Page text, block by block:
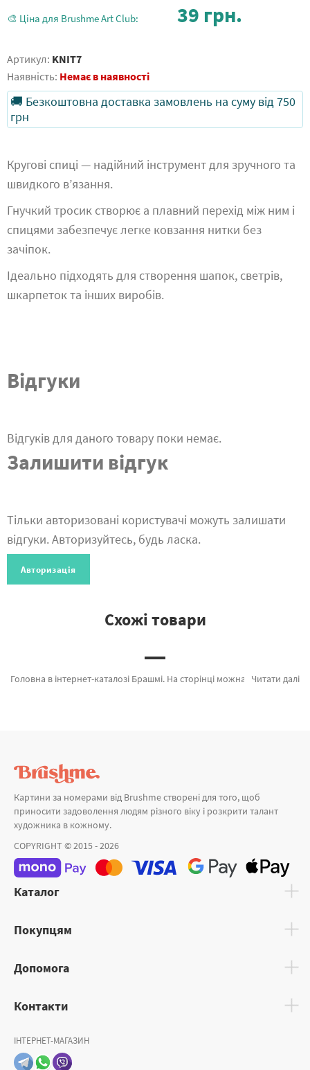
🎨 Ціна для Brushme Art Club: 39 грн.
Артикул: KNIT7
Наявність: Немає в наявності
🚚 Безкоштовна доставка замовлень на суму від 750
грн
Кругові спиці — надійний інструмент для зручного та
швидкого в’язання.
Гнучкий тросик створює а плавний перехід між ним і
спицями забезпечує легке ковзання нитки без
зачіпок.
Ідеально підходять для створення шапок, светрів,
шкарпеток та інших виробів.
Відгуки
Відгуків для даного товару поки немає.
Залишити відгук
Тільки авторизовані користувачі можуть залишати
відгуки. Авторизуйтесь, будь ласка.
Авторизація
Схожі товари
Читати далі
Головна в інтернет-каталозі Брашмі. На сторінці можна з легкістю обрати Кругові спиці 80 см (4,5 мм) KNIT7 від відомого бренду Brushme який відомий унікальністю. Весь асортимент каталогу «» з гарантією і пройшов вибагливий відбір технологів компанії. Пряжа фасованна петляста 50гр. (80% бавовни+ 20% молочна клітковина) чорна, Набір для в'язання іграшки гачком "Зелений динозавр" и Гачок для в'язання 6 мм а также брендів за прийнятними цінами. Купуючи Знаменитості або картина за номерами Італія швидко привеземо в Ужгород або невелике місто України. Сова та картини за номерами з тваринами, придбайте прямо зараз!
Картини за номерами від Brushme створені для того, щоб
приносити задоволення людям різного віку і розкрити талант
художника в кожному.
COPYRIGHT © 2015 - 2026
Каталог
Покупцям
Допомога
Контакти
ІНТЕРНЕТ-МАГАЗИН